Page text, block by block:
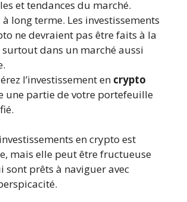
et tendances du marché.
à long terme. Les investissements
ne devraient pas être faits à la
surtout dans un marché aussi
l’investissement en crypto
une partie de votre portefeuille
en crypto est
mais elle peut être fructueuse
sont prêts à naviguer avec